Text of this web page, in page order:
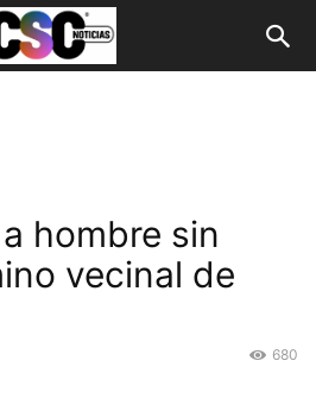
hombre sin
vecinal de
680